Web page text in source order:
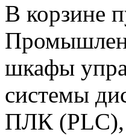
В корзине
шкафы
системы
ПЛК